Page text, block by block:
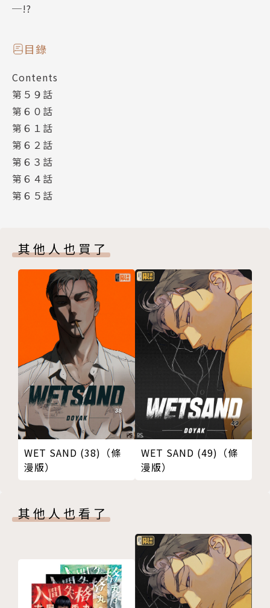
─!?
目錄
Contents
第５９話
第６０話
第６１話
第６２話
第６３話
第６４話
第６５話
其他人也買了
WET SAND (38)（條
漫版）
WET SAND (49)（條
漫版）
其他人也看了